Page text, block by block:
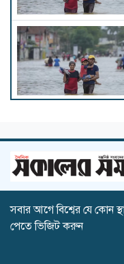
সবার আগে বিশ্বের যে কোন
পেতে ভিজিট করুন